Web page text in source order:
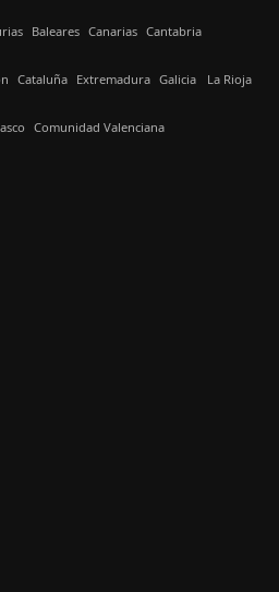
Baleares Canarias Cantabria
Cataluña Extremadura Galicia La Rioja
Comunidad Valenciana